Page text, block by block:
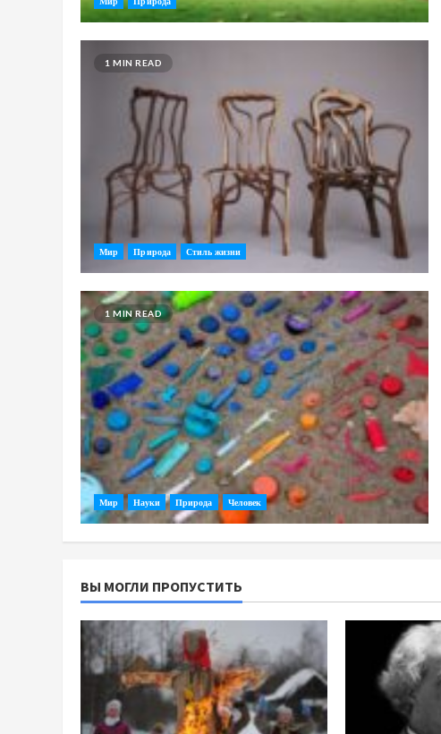
1 MIN READ
Мир Природа Стиль жизни
1 MIN READ
Мир Науки Природа Человек
ВЫ МОГЛИ ПРОПУСТИТЬ